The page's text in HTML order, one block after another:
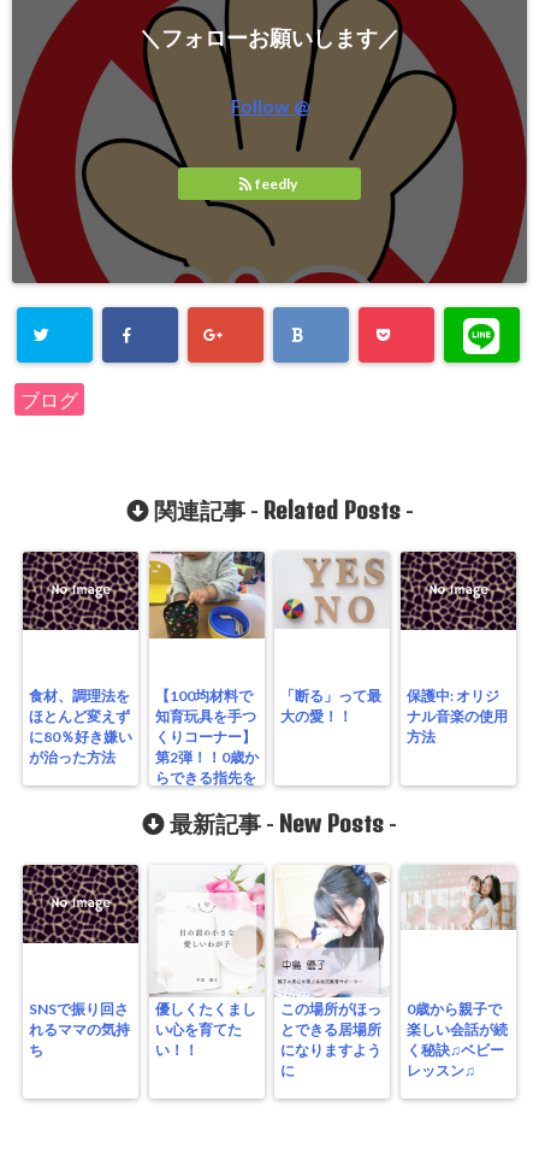
＼フォローお願いします／
Follow @
feedly
ブログ
関連記事 - Related Posts-
食材、調理法を
ほとんど変えず
に80％好き嫌い
が治った方法
【100均材料で
知育玩具を手つ
くりコーナー】
第2弾！！0歳か
らできる指先を
グッズ
「断る」って最
大の愛！！
保護中: オリジ
ナル音楽の使用
方法
最新記事 - New Posts -
SNSで振り回さ
れるママの気持
ち
優しくたくまし
い心を育てた
い！！
この場所がほっ
とできる居場所
になりますよう
に
0歳から親子で
楽しい会話が続
く秘訣♫ベビー
レッスン♫